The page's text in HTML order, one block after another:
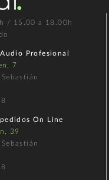
/ 15.00 a 18.00h
Profesional
7
On Line
39